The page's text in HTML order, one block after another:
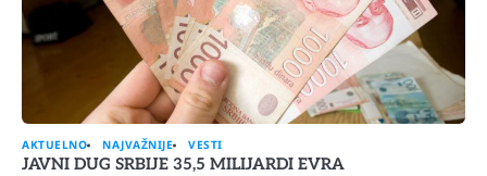
AKTUELNO NAJVAŽNIJE VESTI
JAVNI DUG SRBIJE 35,5 MILIJARDI EVRA